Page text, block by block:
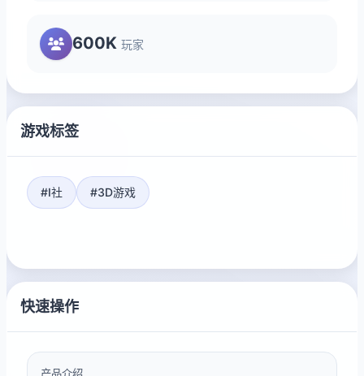
600K 玩家
游戏标签
#I社 #3D游戏
快速操作